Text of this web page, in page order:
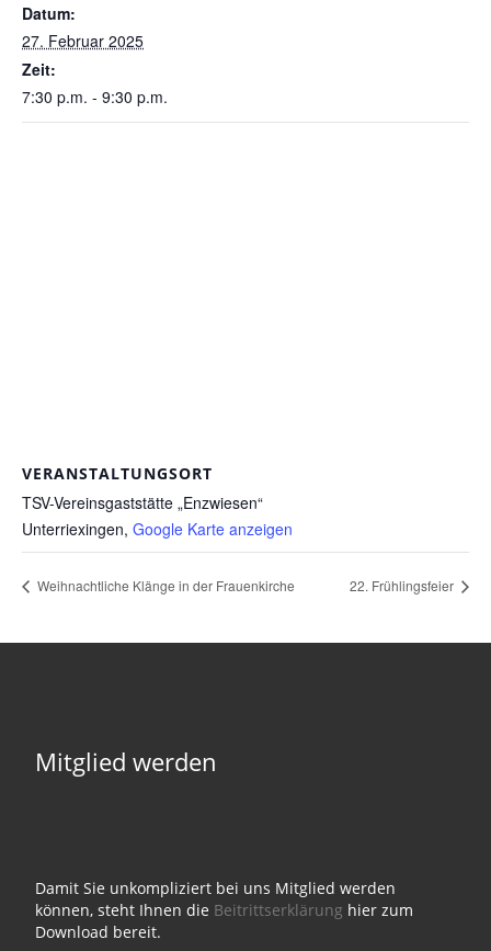
Datum:
27. Februar 2025
Zeit:
7:30 p.m. - 9:30 p.m.
VERANSTALTUNGSORT
TSV-Vereinsgaststätte „Enzwiesen“
Unterriexingen, Google Karte anzeigen
Weihnachtliche Klänge in der Frauenkirche 22. Frühlingsfeier
Mitglied werden
Damit Sie unkompliziert bei uns Mitglied werden
können, steht Ihnen die Beitrittserklärung hier zum
Download bereit.